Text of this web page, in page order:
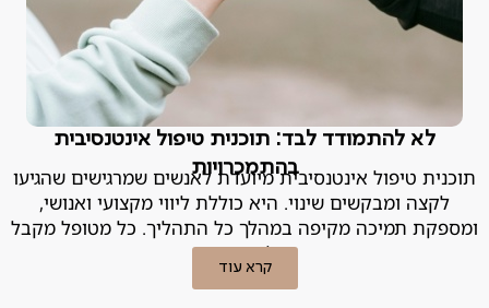
לא להתמודד לבד: תוכנית טיפול אינטנסיבית
בהתמכרויות
תוכנית טיפול אינטנסיבית מיועדת לאנשים שמרגישים שהגיעו
לקצה ומבקשים שינוי. היא כוללת ליווי מקצועי ואנושי,
ומספקת תמיכה מקיפה במהלך כל התהליך. כל מטופל מקבל
מעטפת טיפולית מותאמת אישית.
קרא עוד